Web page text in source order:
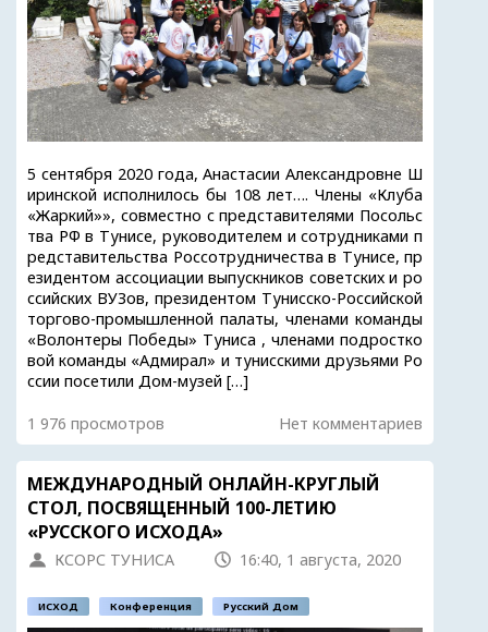
5 сентября 2020 года, Анастасии Александровне Ш
иринской исполнилось бы 108 лет…. Члены «Клуба
«Жаркий»», совместно с представителями Посольс
тва РФ в Тунисе, руководителем и сотрудниками п
редставительства Россотрудничества в Тунисе, пр
езидентом ассоциации выпускников советских и ро
ссийских ВУЗов, президентом Тунисско-Российской
торгово-промышленной палаты, членами команды
«Волонтеры Победы» Туниса , членами подростко
вой команды «Адмирал» и тунисскими друзьями Ро
ссии посетили Дом-музей […]
1 976 просмотров Нет комментариев
МЕЖДУНАРОДНЫЙ ОНЛАЙН-КРУГЛЫЙ
СТОЛ, ПОСВЯЩЕННЫЙ 100-ЛЕТИЮ
«РУССКОГО ИСХОДА»
КСОРС ТУНИСА 16:40, 1 августа, 2020
ИСХОД Конференция Русский Дом